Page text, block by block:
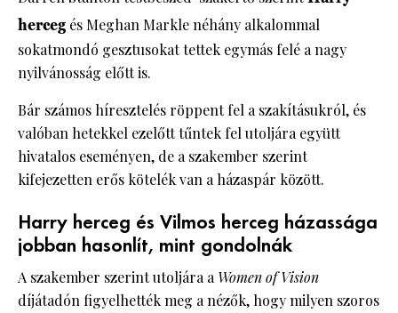
herceg és Meghan Markle néhány alkalommal
sokatmondó gesztusokat tettek egymás felé a nagy
nyilvánosság előtt is.
Bár számos híresztelés röppent fel a szakításukról, és
valóban hetekkel ezelőtt tűntek fel utoljára együtt
hivatalos eseményen, de a szakember szerint
kifejezetten erős kötelék van a házaspár között.
Harry herceg és Vilmos herceg házassága
jobban hasonlít, mint gondolnák
A szakember szerint utoljára aWomen of Vision
díjátadón figyelhették meg a nézők, hogy milyen szoros